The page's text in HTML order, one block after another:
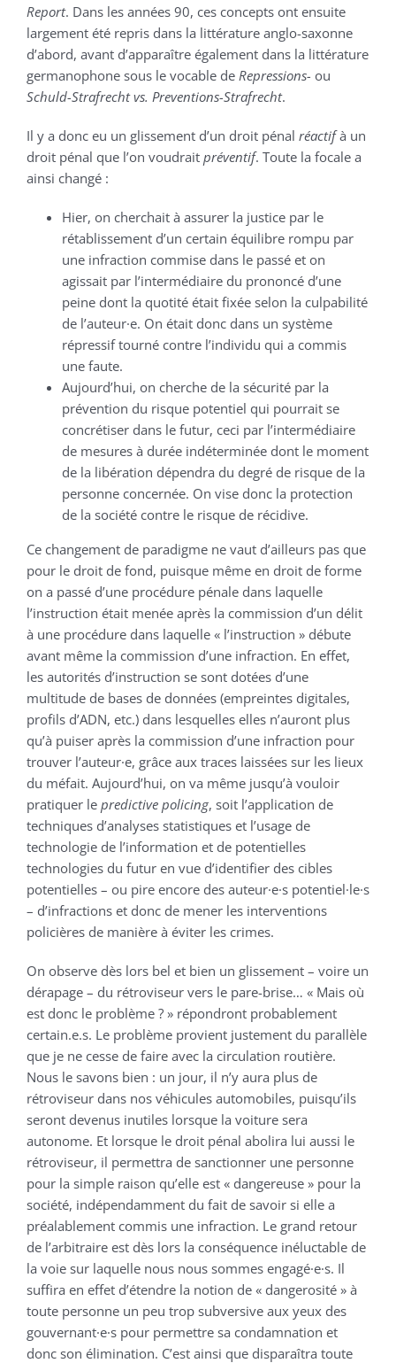
Report. Dans les années 90, ces concepts ont ensuite
largement été repris dans la littérature anglo-saxonne
d’abord, avant d’apparaître également dans la littérature
germanophone sous le vocable de Repressions- ou
Schuld-Strafrecht vs. Preventions-Strafrecht.
Il y a donc eu un glissement d’un droit pénal réactifà un
droit pénal que l’on voudrait préventif. Toute la focale a
ainsi changé :
Hier, on cherchait à assurer la justice par le
rétablissement d’un certain équilibre rompu par
une infraction commise dans le passé et on
agissait par l’intermédiaire du prononcé d’une
peine dont la quotité était fixée selon la culpabilité
de l’auteur·e. On était donc dans un système
répressif tourné contre l’individu qui a commis
une faute.
Aujourd’hui, on cherche de la sécurité par la
prévention du risque potentiel qui pourrait se
concrétiser dans le futur, ceci par l’intermédiaire
de mesures à durée indéterminée dont le moment
de la libération dépendra du degré de risque de la
personne concernée. On vise donc la protection
de la société contre le risque de récidive.
Ce changement de paradigme ne vaut d’ailleurs pas que
pour le droit de fond, puisque même en droit de forme
on a passé d’une procédure pénale dans laquelle
l’instruction était menée après la commission d’un délit
à une procédure dans laquelle « l’instruction » débute
avant même la commission d’une infraction. En effet,
les autorités d’instruction se sont dotées d’une
multitude de bases de données (empreintes digitales,
profils d’ADN, etc.) dans lesquelles elles n’auront plus
qu’à puiser après la commission d’une infraction pour
trouver l’auteur·e, grâce aux traces laissées sur les lieux
du méfait. Aujourd’hui, on va même jusqu’à vouloir
pratiquer le predictive policing, soit l’application de
techniques d’analyses statistiques et l’usage de
technologie de l’information et de potentielles
technologies du futur en vue d’identifier des cibles
potentielles – ou pire encore des auteur·e·s potentiel·le·s
– d’infractions et donc de mener les interventions
policières de manière à éviter les crimes.
On observe dès lors bel et bien un glissement – voire un
dérapage – du rétroviseur vers le pare-brise… « Mais où
est donc le problème ? » répondront probablement
certain.e.s. Le problème provient justement du parallèle
que je ne cesse de faire avec la circulation routière.
Nous le savons bien : un jour, il n’y aura plus de
rétroviseur dans nos véhicules automobiles, puisqu’ils
seront devenus inutiles lorsque la voiture sera
autonome. Et lorsque le droit pénal abolira lui aussi le
rétroviseur, il permettra de sanctionner une personne
pour la simple raison qu’elle est « dangereuse » pour la
société, indépendamment du fait de savoir si elle a
préalablement commis une infraction. Le grand retour
de l’arbitraire est dès lors la conséquence inéluctable de
la voie sur laquelle nous nous sommes engagé·e·s. Il
suffira en effet d’étendre la notion de « dangerosité » à
toute personne un peu trop subversive aux yeux des
gouvernant·e·s pour permettre sa condamnation et
donc son élimination. C’est ainsi que disparaîtra toute